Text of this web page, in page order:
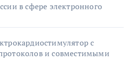
в сфере электронного
с
и совместимыми